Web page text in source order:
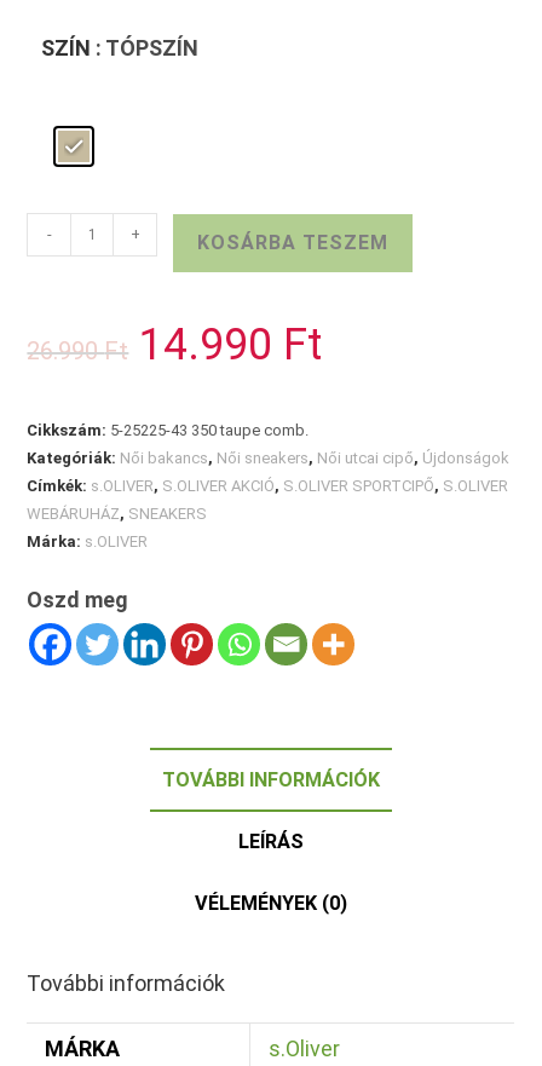
SZÍN : TÓPSZÍN
S.OLIVER
magasszárú
mennyiség
- + KOSÁRBA TESZEM
26.990Ft
Original
price
was:
14.990 Ft
Cikkszám: 5-25225-43 350 taupe comb.
Kategóriák: Női bakancs, Női sneakers, Női utcai cipő, Újdonságok
Címkék: s.OLIVER, S.OLIVER AKCIÓ, S.OLIVER SPORTCIPŐ, S.OLIVER
WEBÁRUHÁZ, SNEAKERS
Márka: s.OLIVER
Oszd meg
TOVÁBBI INFORMÁCIÓK
LEÍRÁS
VÉLEMÉNYEK (0)
További információk
MÁRKA s.Oliver